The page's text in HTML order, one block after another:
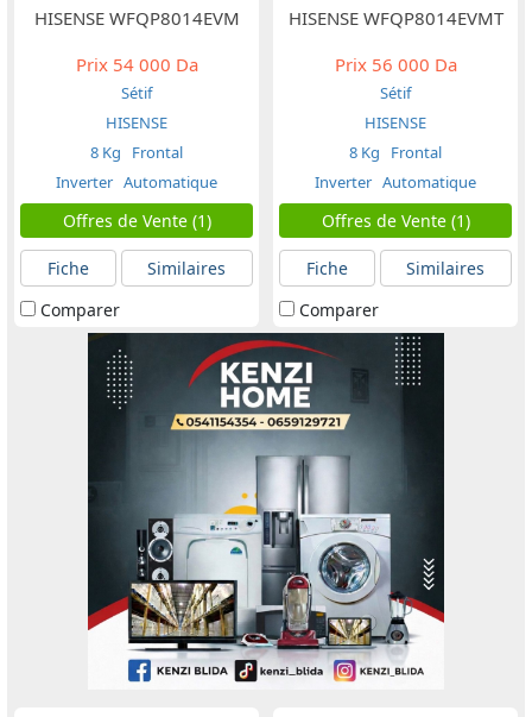
HISENSE WFQP8014EVM
Prix54 000 Da
Sétif
HISENSE
8 Kg
Frontal
Inverter Automatique
Offres de Vente (1)
Fiche
Similaires
Comparer
HISENSE WFQP8014EVMT
Prix56 000 Da
Sétif
HISENSE
8 Kg
Frontal
Inverter Automatique
Offres de Vente (1)
Fiche
Similaires
Comparer